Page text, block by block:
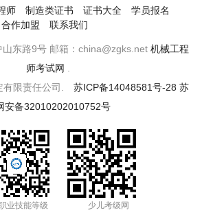
师 制造类证书 证书大全
学员报名
合作加盟
联系我们
山东路9号 邮箱：china@zgks.net机械工程
师考试网
有限责任公司. 苏ICP备14048581号-28 苏
安备32010202010752号
业技能等级 少儿考级网